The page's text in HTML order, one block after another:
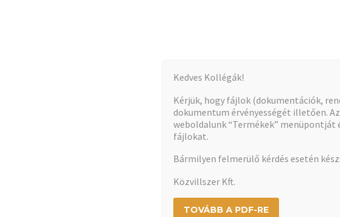
Kedves Kollégák!
Kérjük, hogy fájlok (dokumentációk,
dokumentum érvényességét illetően.
weboldalunk “Termékek” menüpontját
fájlokat.
Bármilyen felmerülő kérdés esetén
Közvillszer Kft.
TOVÁBB A PDF-RE